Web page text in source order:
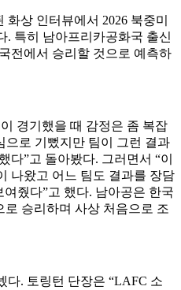
상 인터뷰에서 2026 북중미
. 특히 남아프리카공화국 출신
전에서 승리할 것으로 예측하
경기했을 때 감정은 좀 복잡
으로 기뻤지만 팀이 그런 결과
다”고 돌아봤다. 그러면서 “이
나왔고 어느 팀도 결과를 장담
줬다”고 했다. 남아공은 한국
로 승리하며 사상 처음으로 조
다. 토링턴 단장은 “LAFC 소